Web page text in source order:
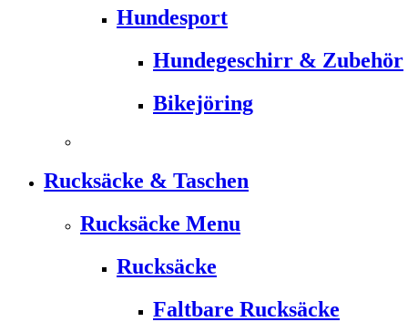
Hundesport
Hundegeschirr & Zubehör
Bikejöring
Rucksäcke & Taschen
Rucksäcke Menu
Rucksäcke
Faltbare Rucksäcke